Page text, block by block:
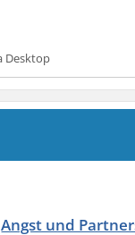
Angst und